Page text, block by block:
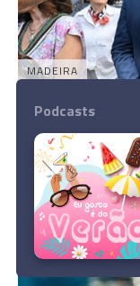
MADEIRA
“Isso é
16:38
Podcasts